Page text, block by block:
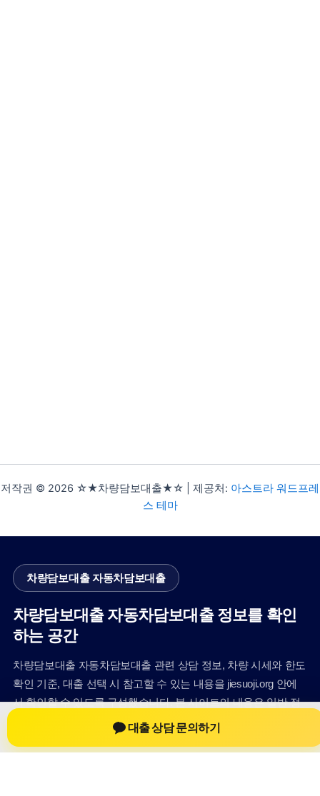
저작권 © 2026 ☆★차량담보대출★☆ | 제공처: 아스트라 워드프레
스 테마
차량담보대출 자동차담보대출
차량담보대출 자동차담보대출 정보를 확인
하는 공간
차량담보대출 자동차담보대출 관련 상담 정보, 차량 시세와 한도
확인 기준, 대출 선택 시 참고할 수 있는 내용을 jiesuoji.org 안에
서 확인할 수 있도록 구성했습니다. 본 사이트의 내용은 일반 정
보 제공을 위한 자료이며, 실제 가능 여부와 조건은 금융사 심사
대출 상담 문의하기